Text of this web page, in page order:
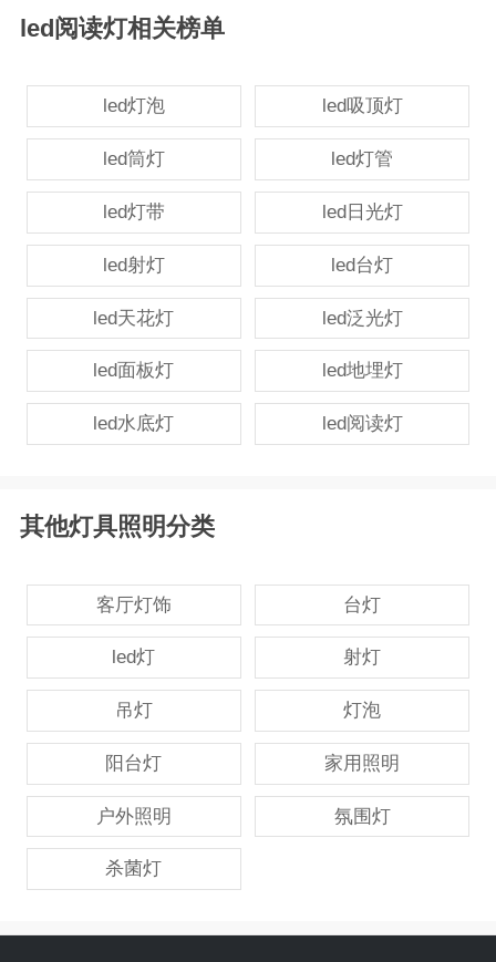
led阅读灯相关榜单
led灯泡 led吸顶灯
led筒灯 led灯管
led灯带 led日光灯
led射灯 led台灯
led天花灯 led泛光灯
led面板灯 led地埋灯
led水底灯 led阅读灯
其他灯具照明分类
客厅灯饰 台灯
led灯 射灯
吊灯 灯泡
阳台灯 家用照明
户外照明 氛围灯
杀菌灯